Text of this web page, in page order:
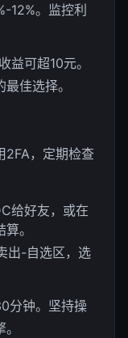
12%。监控利
益可超10元。
佳选择。
2FA，定期检查
给好友，或在
。
出-自选区，选
分钟。坚持操